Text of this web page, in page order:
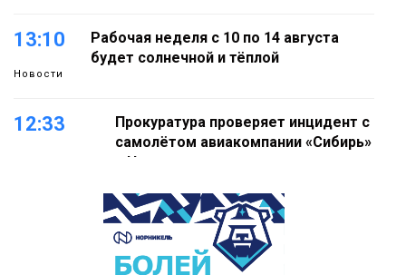
13:10
Новости
Рабочая неделя с 10 по 14 августа
будет солнечной и тёплой
12:33
Прокуратура проверяет инцидент с
самолётом авиакомпании «Сибирь»
в Норильске
Правила перевозки групп детей
ужесточат с 1 сентября